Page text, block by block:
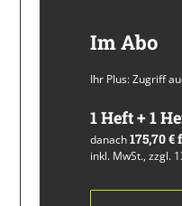
Im Abo
Ihr Plus: Zugriff
1 Heft + 1
danach175,70
inkl. MwSt., zzgl.